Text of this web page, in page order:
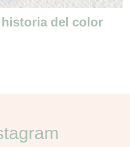
historia del color